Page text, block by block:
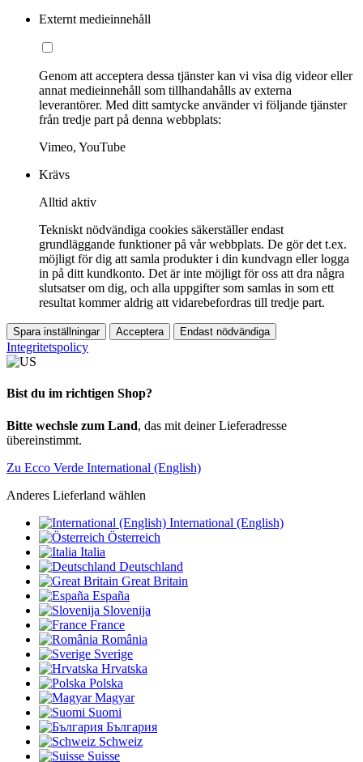
Externt medieinnehåll
Genom att acceptera dessa tjänster kan vi visa dig videor eller
annat medieinnehåll som tillhandahålls av externa
leverantörer. Med ditt samtycke använder vi följande tjänster
från tredje part på denna webbplats:
Vimeo, YouTube
Krävs
Alltid aktiv
Tekniskt nödvändiga cookies säkerställer endast
grundläggande funktioner på vår webbplats. De gör det t.ex.
möjligt för dig att samla produkter i din kundvagn eller logga
in på ditt kundkonto. Det är inte möjligt för oss att dra några
slutsatser om dig, och alla uppgifter som samlas in som ett
resultat kommer aldrig att vidarebefordras till tredje part.
Spara inställningar Acceptera Endast nödvändiga
Integritetspolicy
Bist du im richtigen Shop?
Bitte wechsle zum Land, das mit deiner Lieferadresse
übereinstimmt.
Zu Ecco Verde International (English)
Anderes Lieferland wählen
International (English)
Österreich
Italia
Deutschland
Great Britain
España
Slovenija
France
România
Sverige
Hrvatska
Polska
Magyar
Suomi
България
Schweiz
Suisse